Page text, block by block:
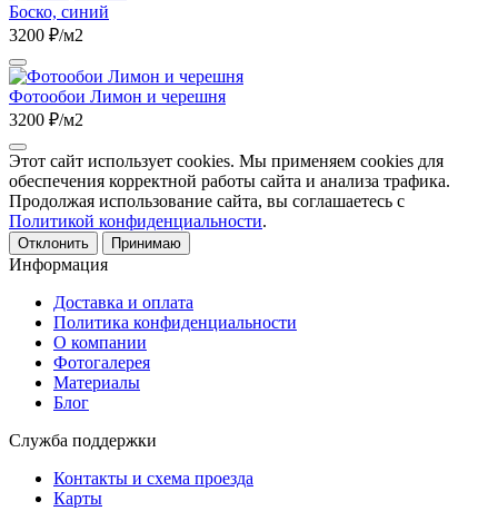
Боско, синий
3200 ₽/м2
Фотообои Лимон и черешня
3200 ₽/м2
Этот сайт использует cookies. Мы применяем cookies для
обеспечения корректной работы сайта и анализа трафика.
Продолжая использование сайта, вы соглашаетесь с
Политикой конфиденциальности.
Отклонить Принимаю
Информация
Доставка и оплата
Политика конфиденциальности
О компании
Фотогалерея
Материалы
Блог
Служба поддержки
Контакты и схема проезда
Карты